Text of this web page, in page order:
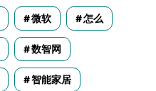
微软 怎么
数智网
智能家居